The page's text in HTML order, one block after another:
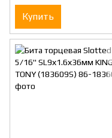
Купить